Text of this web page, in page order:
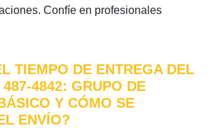
Confíe en profesionales
TIEMPO DE ENTREGA DEL
487-4842: GRUPO DE
Y CÓMO SE
ENVÍO?